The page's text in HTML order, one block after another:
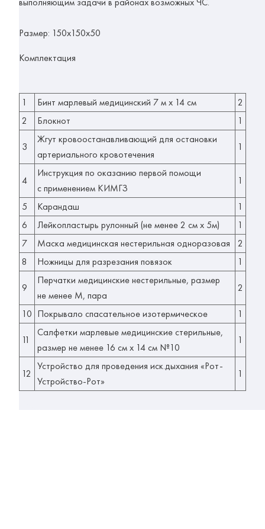
Размер: 150х150х50
Комплектация
1 Бинт марлевый медицинский 7 м х 14 см
2
2
Блокнот 1
3
Жгут кровоостанавливающий для остановки
артериального кровотечения
1
4
Инструкция по оказанию первой помощи
с применением КИМГЗ
1
5 Карандаш
1
6
Лейкопластырь рулонный (не менее 2 см х 5м)
1
7
Маска медицинская нестерильная одноразовая
2
8
Ножницы для разрезания повязок 1
9
Перчатки медицинские нестерильные, размер
не менее М, пара
2
10 Покрывало спасательное изотермическое 1
11
Салфетки марлевые медицинские стерильные,
размер не менее 16 см х 14 см №10
1
12
Устройство для проведения иск.дыхания «Рот-
Устройство-Рот»
1